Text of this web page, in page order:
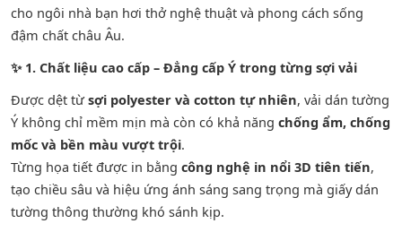
cho ngôi nhà bạn hơi thở nghệ thuật và phong cách sống
đậm chất châu Âu.
✨ 1. Chất liệu cao cấp – Đẳng cấp Ý trong từng sợi vải
Được dệt từsợi polyester và cotton tự nhiên, vải dán tường
Ý không chỉ mềm mịn mà còn có khả năng chống ẩm, chống
mốc và bền màu vượt trội.
Từng họa tiết được in bằng công nghệ in nổi 3D tiên tiến,
tạo chiều sâu và hiệu ứng ánh sáng sang trọng mà giấy dán
tường thông thường khó sánh kịp.